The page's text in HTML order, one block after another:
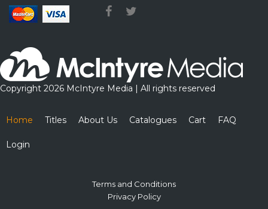
Copyright 2026 McIntyre Media | All rights reserved
Home Titles About Us Catalogues Cart FAQ
Login
Terms and Conditions
Privacy Policy